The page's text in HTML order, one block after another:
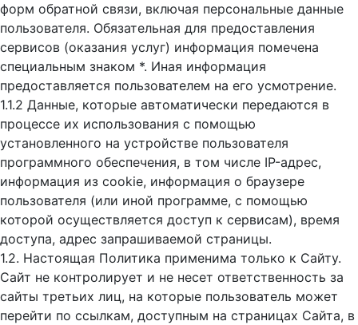
форм обратной связи, включая персональные данные
пользователя. Обязательная для предоставления
сервисов (оказания услуг) информация помечена
специальным знаком *. Иная информация
предоставляется пользователем на его усмотрение.
1.1.2 Данные, которые автоматически передаются в
процессе их использования с помощью
установленного на устройстве пользователя
программного обеспечения, в том числе IP-адрес,
информация из cookie, информация о браузере
пользователя (или иной программе, с помощью
которой осуществляется доступ к cервисам), время
доступа, адрес запрашиваемой страницы.
1.2. Настоящая Политика применима только к Сайту.
Сайт не контролирует и не несет ответственность за
сайты третьих лиц, на которые пользователь может
перейти по ссылкам, доступным на страницах Сайта, в